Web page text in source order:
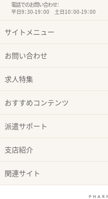
電話でのお問い合わせ：
平日9：30-19：00 土日10：00-19：00
サイトメニュー
お問い合わせ
求人特集
おすすめコンテンツ
派遣サポート
支店紹介
関連サイト